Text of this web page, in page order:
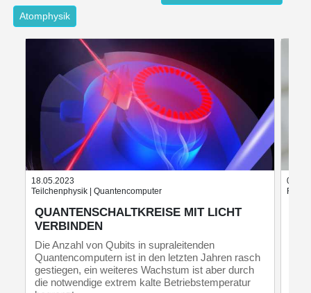
Atomphysik
18.05.2023
Teilchenphysik | Quantencomputer
QUANTENSCHALTKREISE MIT LICHT
VERBINDEN
Die Anzahl von Qubits in supraleitenden
Quantencomputern ist in den letzten Jahren rasch
gestiegen, ein weiteres Wachstum ist aber durch
die notwendige extrem kalte Betriebstemperatur